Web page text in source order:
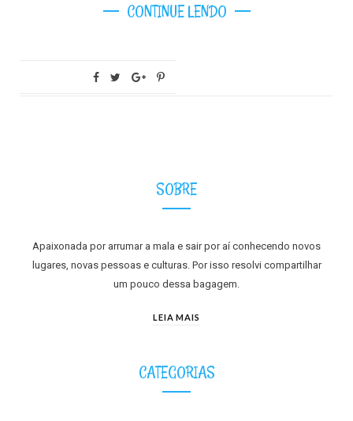
CONTINUE LENDO
SOBRE
Apaixonada por arrumar a mala e sair por aí conhecendo novos
lugares, novas pessoas e culturas. Por isso resolvi compartilhar
um pouco dessa bagagem.
LEIA MAIS
CATEGORIAS